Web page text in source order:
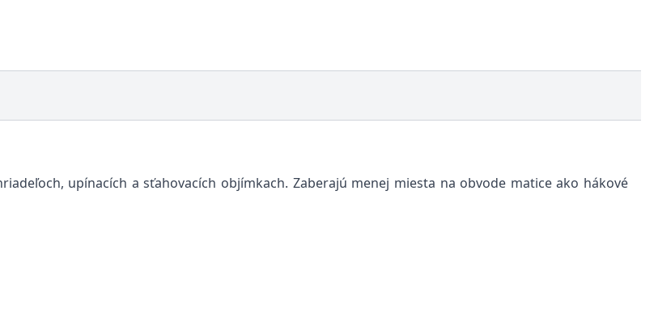
upínacích a sťahovacích objímkach. Zaberajú menej miesta na obvode matice ako hákové